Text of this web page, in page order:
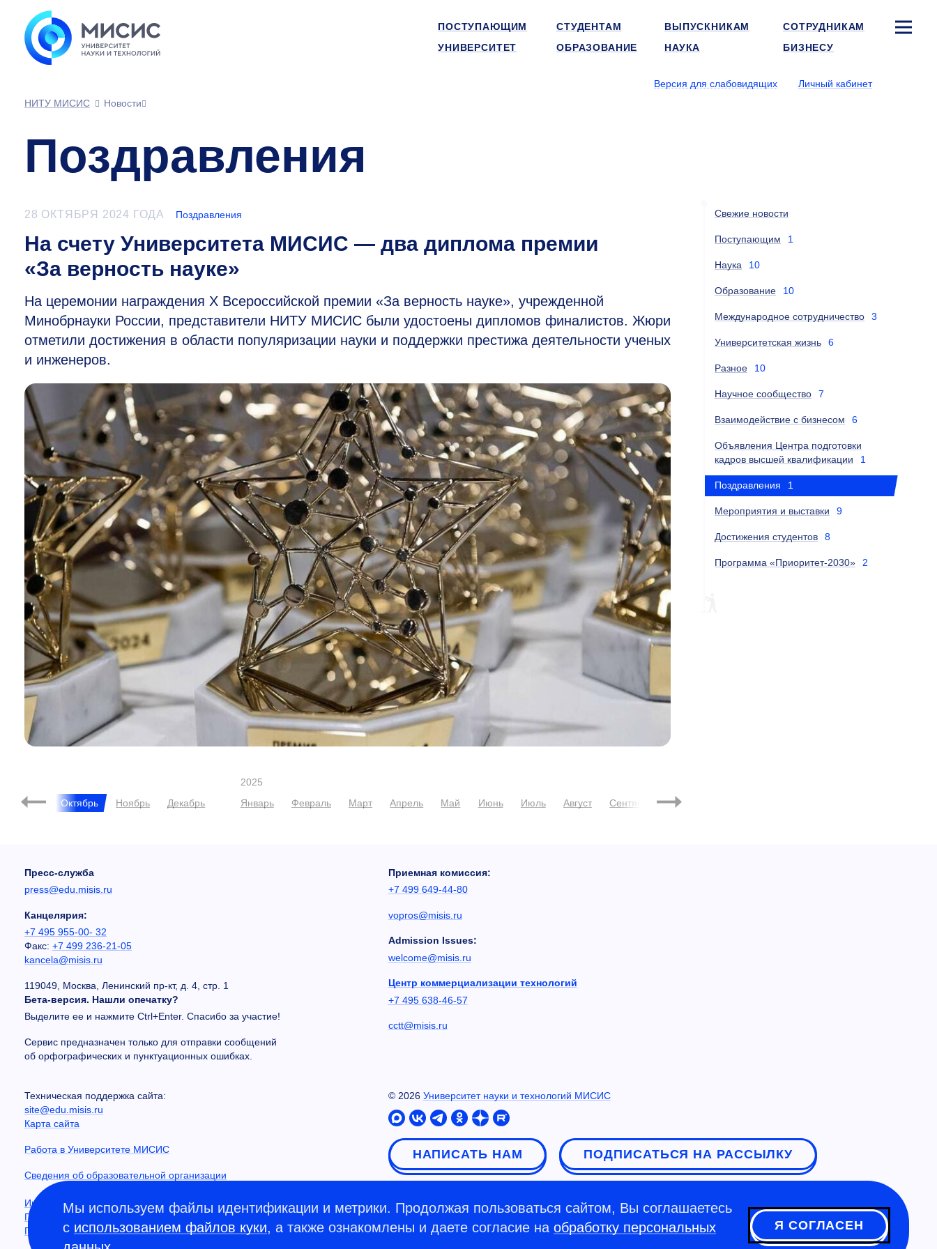
ПОСТУПАЮЩИМ СТУДЕНТАМ ВЫПУСКНИКАМ
СОТРУДНИКАМ
УНИВЕРСИТЕТ
ОБРАЗОВАНИЕ НАУКА БИЗНЕСУ
Версия для слабовидящих
Личный кабинет
НИТУ МИСИС
Новости
Поздравления
28 ОКТЯБРЯ 2024 ГОДА Поздравления
На счету Университета МИСИС — два диплома премии
«За верность науке»
На церемонии награждения X Всероссийской премии «За верность науке», учрежденной
Минобрнауки России, представители НИТУ МИСИС были удостоены дипломов финалистов. Жюри
отметили достижения в области популяризации науки и поддержки престижа деятельности ученых
и инженеров.
Свежие новости
Поступающим 1
Наука 10
Образование 10
Международное сотрудничество 3
Университетская жизнь 6
Разное 10
Научное сообщество 7
Взаимодействие с бизнесом 6
Объявления Центра подготовки
кадров высшей квалификации
1
Поздравления 1
Мероприятия и выставки 9
Достижения студентов 8
Программа «Приоритет-2030» 2
Октябрь Ноябрь Декабрь
2025
Январь
Февраль Март Апрель Май Июнь Июль Август Сентябрь Октябрь
Пресс-служба
press@edu.misis.ru
Канцелярия:
+7 495 955-00- 32
Факс: +7 499 236-21-05
kancela@misis.ru
119049, Москва, Ленинский пр-кт, д. 4, стр. 1
Бета-версия. Нашли опечатку?
Выделите ее и нажмите Ctrl+Enter. Спасибо за участие!
Сервис предназначен только для отправки сообщений
об орфографических и пунктуационных ошибках.
Приемная комиссия:
+7 499 649-44-80
vopros@misis.ru
Admission Issues:
welcome@misis.ru
Центр коммерциализации технологий
+7 495 638-46-57
cctt@misis.ru
Техническая поддержка сайта:
site@edu.misis.ru
Карта сайта
Работа в Университете МИСИС
Сведения об образовательной организации
Информация о закупках
Противодействие коррупции
Политика конфиденциальности
© 2026 Университет науки и технологий МИСИС
НАПИСАТЬ НАМ ПОДПИСАТЬСЯ НА РАССЫЛКУ
Мы используем файлы идентификации и метрики. Продолжая пользоваться сайтом, Вы соглашаетесь
с использованием файлов куки, а также ознакомлены и даете согласие на обработку персональных
Я СОГЛАСЕН